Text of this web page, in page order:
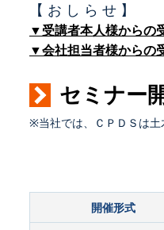
【 お し ら せ 】
▼受講者本人様からの
▼会社担当者様からの
セミナー
※当社では、ＣＰＤＳは土
開催形式